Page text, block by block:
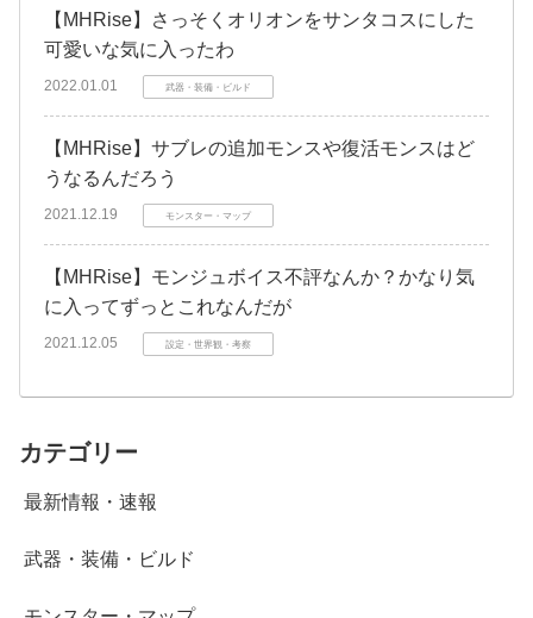
【MHRise】さっそくオリオンをサンタコスにした
可愛いな気に入ったわ
2022.01.01 武器・装備・ビルド
【MHRise】サブレの追加モンスや復活モンスはど
うなるんだろう
2021.12.19 モンスター・マップ
【MHRise】モンジュボイス不評なんか？かなり気
に入ってずっとこれなんだが
2021.12.05 設定・世界観・考察
カテゴリー
最新情報・速報
武器・装備・ビルド